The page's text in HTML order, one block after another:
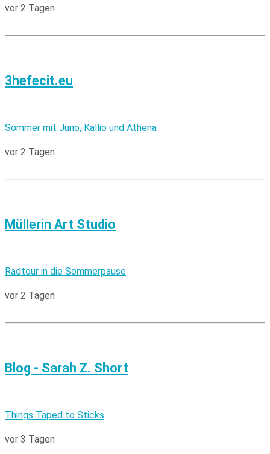
vor 2 Tagen
3hefecit.eu
Sommer mit Juno, Kallio und Athena
vor 2 Tagen
Müllerin Art Studio
Radtour in die Sommerpause
vor 2 Tagen
Blog - Sarah Z. Short
Things Taped to Sticks
vor 3 Tagen